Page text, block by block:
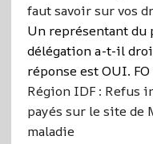
faut savoir sur vos
Un représentant du
délégation a-t-il
réponse est OUI.
Région IDF : Refus
payés sur le site de
maladie